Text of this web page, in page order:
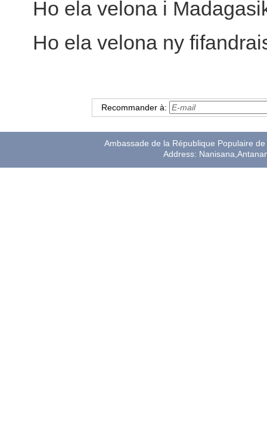
Ho ela velona i
Ho ela velona ny
Recommander à:
Ambassade de la République Populaire
Address: